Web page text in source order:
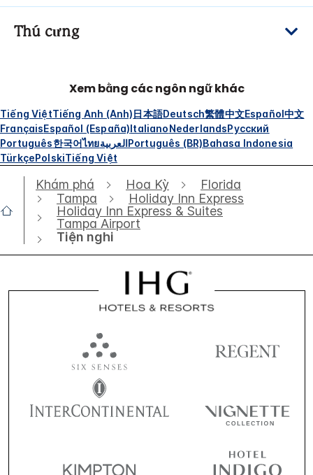
Thú cưng
Xem bằng các ngôn ngữ khác
Tiếng ViệtTiếng Anh (Anh)日本語Deutsch繁體中文Español中文
FrançaisEspañol (España)ItalianoNederlandsРусский
Português한국어ไทยالعربيةPortuguês (BR)Bahasa Indonesia
TürkçePolskiTiếng Việt
Khám phá Hoa Kỳ
Florida
Tampa
Holiday Inn Express
Holiday Inn Express & Suites
Tampa Airport
Tiện nghi